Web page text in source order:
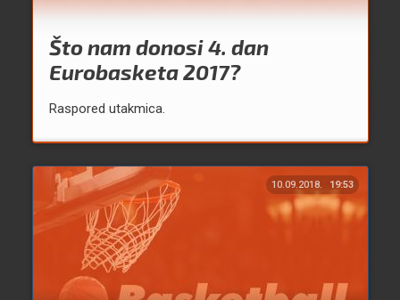
Što nam donosi 4. dan
Eurobasketa 2017?
Raspored utakmica.
10.09.2018. 19:53